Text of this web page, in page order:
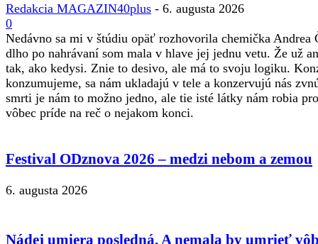
Redakcia MAGAZIN40plus - 6. augusta 2026
0
Nedávno sa mi v štúdiu opäť rozhovorila chemička Andrea
dlho po nahrávaní som mala v hlave jej jednu vetu. Že už
tak, ako kedysi. Znie to desivo, ale má to svoju logiku.
konzumujeme, sa nám ukladajú v tele a konzervujú nás
smrti je nám to možno jedno, ale tie isté látky nám robia
vôbec príde na reč o nejakom konci.
Festival ODznova 2026 – medzi nebom a zemou
6. augusta 2026
Nádej umiera posledná. A nemala by umrieť